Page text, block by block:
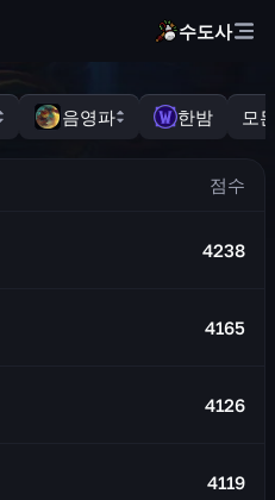
수도사
음영파 한밤 모
4238
4165
4126
4119